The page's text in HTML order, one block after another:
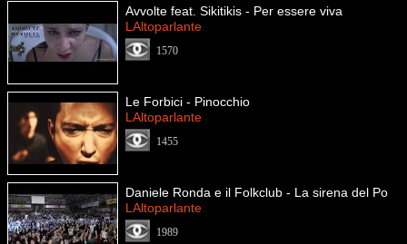
Avvolte feat. Sikitikis - Per essere viva
LAltoparlante
1570
Le Forbici - Pinocchio
LAltoparlante
1455
Daniele Ronda e il Folkclub - La sirena del Po
LAltoparlante
1989